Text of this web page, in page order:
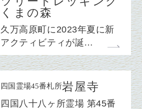
くまの森
久万高原町に2023年夏に新
アクティビティが誕…
四国霊場45番札所岩屋寺
四国八十八ヶ所霊場 第45番